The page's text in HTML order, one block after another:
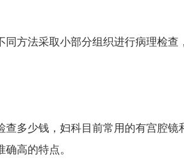
同方法采取小部分组织进行病理检查
查多少钱，妇科目前常用的有宫腔镜
高的特点。